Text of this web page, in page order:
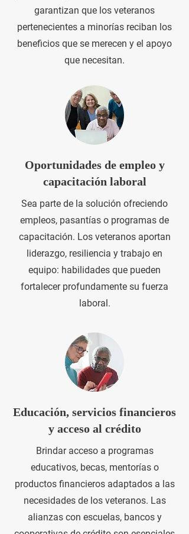
garantizan que los veteranos
pertenecientes a minorías reciban los
beneficios que se merecen y el apoyo
que necesitan.
Oportunidades de empleo y
capacitación laboral
Sea parte de la solución ofreciendo
empleos, pasantías o programas de
capacitación. Los veteranos aportan
liderazgo, resiliencia y trabajo en
equipo: habilidades que pueden
fortalecer profundamente su fuerza
laboral.
Educación, servicios financieros
y acceso al crédito
Brindar acceso a programas
educativos, becas, mentorías o
productos financieros adaptados a las
necesidades de los veteranos. Las
alianzas con escuelas, bancos y